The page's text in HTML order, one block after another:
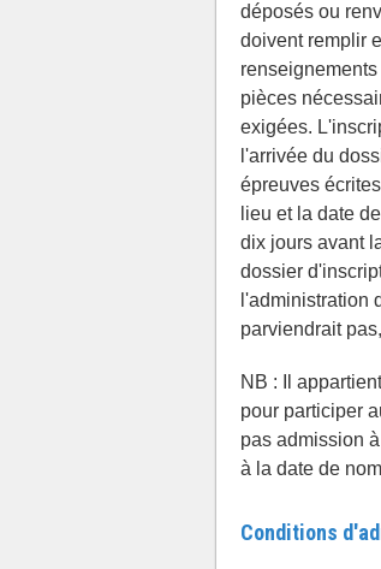
déposés ou
doivent remplir
pièces
exigées.
l'arrivée du
épreuves
lieu et la date
dix jours avant
dossier
l'administration
parviendrait
NB : Il
pour participer
pas admission
à la date de
Conditions